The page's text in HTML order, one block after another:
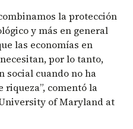
la protección
y más en general
las economías en
por lo tanto,
social cuando no ha
riqueza”, comentó la
of Maryland at